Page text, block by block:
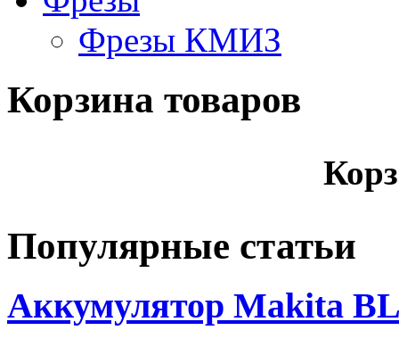
Фрезы КМИЗ
Корзина товаров
Популярные статьи
Аккумулятор Makita